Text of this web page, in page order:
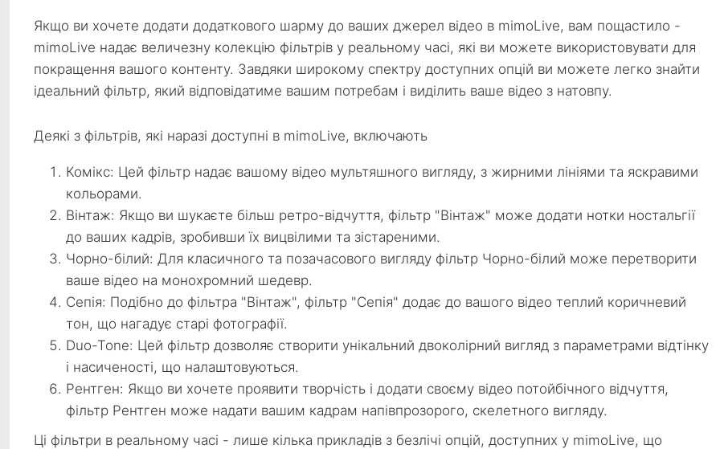
Якщо ви хочете додати додаткового шарму до ваших джерел відео в mimoLive, вам пощастило -
mimoLive надає величезну колекцію фільтрів у реальному часі, які ви можете використовувати для
покращення вашого контенту. Завдяки широкому спектру доступних опцій ви можете легко знайти
ідеальний фільтр, який відповідатиме вашим потребам і виділить ваше відео з натовпу.
Деякі з фільтрів, які наразі доступні в mimoLive, включають
Комікс: Цей фільтр надає вашому відео мультяшного вигляду, з жирними лініями та яскравими
кольорами.
Вінтаж: Якщо ви шукаєте більш ретро-відчуття, фільтр "Вінтаж" може додати нотки ностальгії
до ваших кадрів, зробивши їх вицвілими та зістареними.
Чорно-білий: Для класичного та позачасового вигляду фільтр Чорно-білий може перетворити
ваше відео на монохромний шедевр.
Сепія: Подібно до фільтра "Вінтаж", фільтр "Сепія" додає до вашого відео теплий коричневий
тон, що нагадує старі фотографії.
Duo-Tone: Цей фільтр дозволяє створити унікальний двоколірний вигляд з параметрами відтінку
і насиченості, що налаштовуються.
Рентген: Якщо ви хочете проявити творчість і додати своєму відео потойбічного відчуття,
фільтр Рентген може надати вашим кадрам напівпрозорого, скелетного вигляду.
Ці фільтри в реальному часі - лише кілька прикладів з безлічі опцій, доступних у mimoLive, що